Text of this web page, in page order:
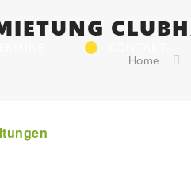
Home